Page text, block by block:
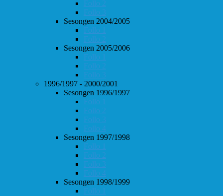
Follo 2
Follo 3
Sesongen 2004/2005
Follo 1
Follo 2
Sesongen 2005/2006
Follo 1
Follo 2
Follo 3
1996/1997 - 2000/2001
Sesongen 1996/1997
Follo 1
Follo 2
Follo 3
Follo 4
Sesongen 1997/1998
Follo 1
Follo 2
Follo 3
Follo 4
Sesongen 1998/1999
Follo 1